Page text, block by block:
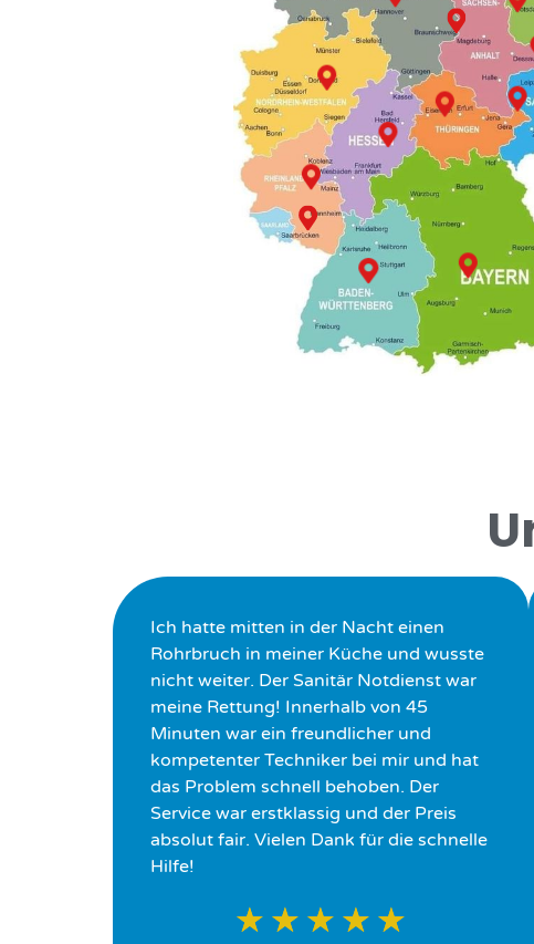
Ich hatte mitten in der Nacht einen
Rohrbruch in meiner Küche und wusste
nicht weiter. Der Sanitär Notdienst war
meine Rettung! Innerhalb von 45
Minuten war ein freundlicher und
kompetenter Techniker bei mir und hat
das Problem schnell behoben. Der
Service war erstklassig und der Preis
absolut fair. Vielen Dank für die schnelle
Hilfe!
★ ★ ★ ★ ★